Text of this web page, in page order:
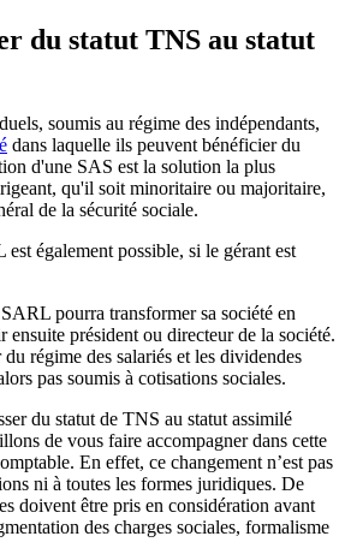
du statut TNS au statut
soumis au régime des indépendants,
dans laquelle ils peuvent bénéficier du
d'une SAS est la solution la plus
qu'il soit minoritaire ou majoritaire,
de la sécurité sociale.
également possible, si le gérant est
pourra transformer sa société en
ensuite président ou directeur de la société.
régime des salariés et les dividendes
pas soumis à cotisations sociales.
du statut de TNS au statut assimilé
de vous faire accompagner dans cette
En effet, ce changement n’est pas
ni à toutes les formes juridiques. De
doivent être pris en considération avant
des charges sociales, formalisme